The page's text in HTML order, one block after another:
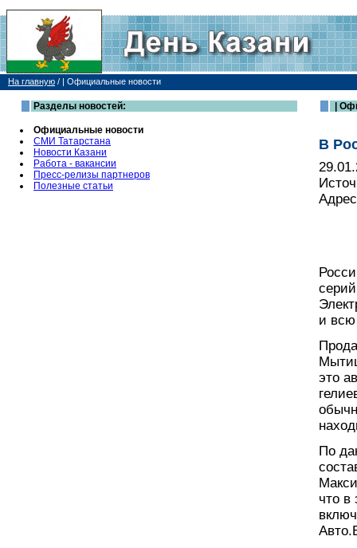
На главную / | Официальные новости
Разделы новостей:
Официальные новости
СМИ Татарстана
Новости Казани
Работа - вакансии
Пресс-релизы партнеров
Полезные статьи
|
В
и
это
По
что в